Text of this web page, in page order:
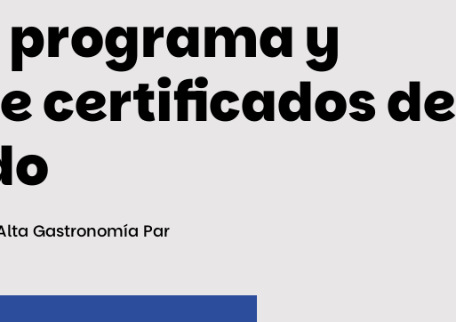
y
certificados de
Gastronomía Par